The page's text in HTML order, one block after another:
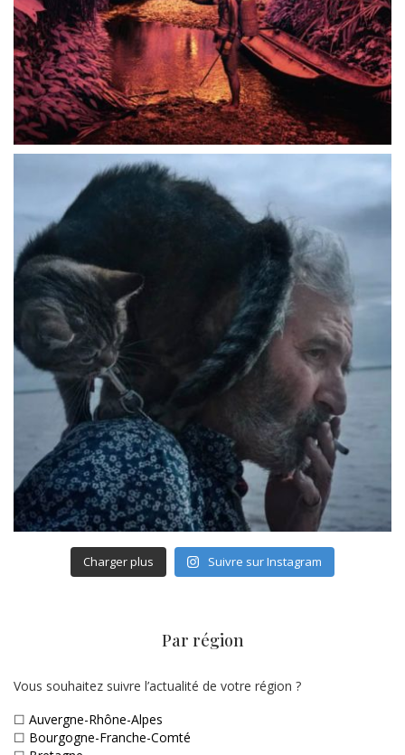
Charger plus Suivre sur Instagram
Par région
Vous souhaitez suivre l’actualité de votre région ?
☐ Auvergne-Rhône-Alpes
☐ Bourgogne-Franche-Comté